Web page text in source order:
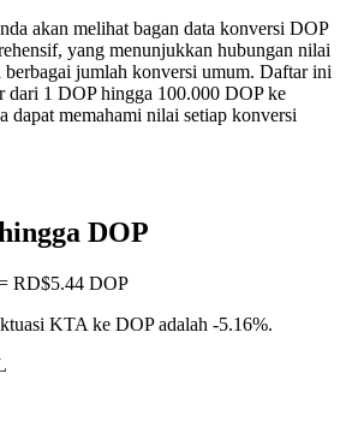
akan melihat bagan data konversi DOP
yang menunjukkan hubungan nilai
jumlah konversi umum. Daftar ini
dari 1 DOP hingga 100.000 DOP ke
dapat memahami nilai setiap konversi
DOP
RD$5.44 DOP
KTA ke DOP adalah -5.16%.